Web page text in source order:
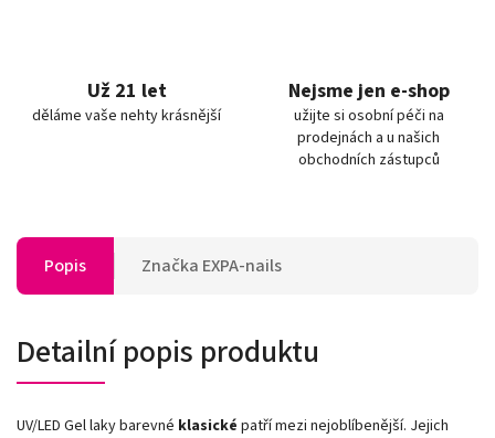
Už 21 let
děláme vaše nehty krásnější
Nejsme jen e-shop
užijte si osobní péči na
prodejnách a u našich
obchodních zástupců
Popis Značka EXPA-nails
Detailní popis produktu
UV/LED Gel laky barevné klasické patří mezi nejoblíbenější. Jejich